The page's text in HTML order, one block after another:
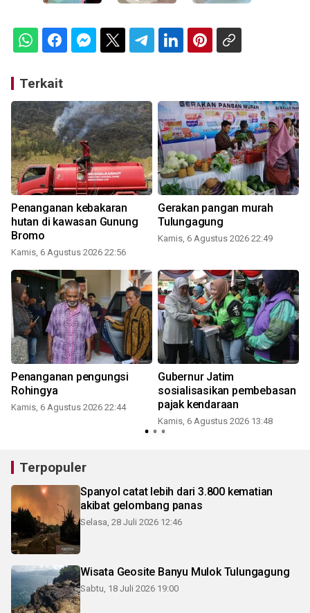
Terkait
Penanganan kebakaran
hutan di kawasan Gunung
Bromo
Kamis, 6 Agustus 2026 22:56
Gerakan pangan murah
Tulungagung
Kamis, 6 Agustus 2026 22:49
Penanganan pengungsi
Rohingya
Kamis, 6 Agustus 2026 22:44
Gubernur Jatim
sosialisasikan pembebasan
pajak kendaraan
Kamis, 6 Agustus 2026 13:48
Terpopuler
Spanyol catat lebih dari 3.800 kematian
akibat gelombang panas
Selasa, 28 Juli 2026 12:46
Wisata Geosite Banyu Mulok Tulungagung
Sabtu, 18 Juli 2026 19:00